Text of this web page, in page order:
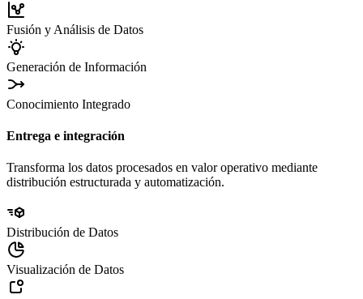
Fusión y Análisis de Datos
Generación de Información
Conocimiento Integrado
Entrega e integración
Transforma los datos procesados en valor operativo mediante
distribución estructurada y automatización.
Distribución de Datos
Visualización de Datos